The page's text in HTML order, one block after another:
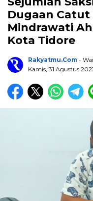
Dugaan
Mindrawati
Kota Tidore
Rakyatmu.com -
Kamis, 31 Agustus